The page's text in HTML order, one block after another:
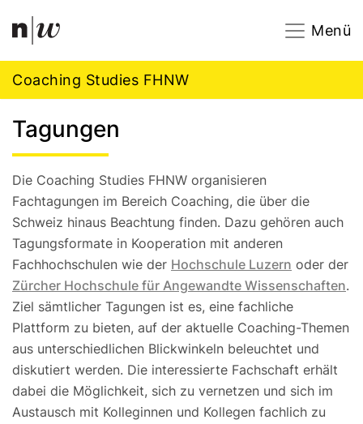
Navigation
Menü
Coaching Studies FHNW
Tagungen
Die Coaching Studies FHNW organisieren
Fachtagungen im Bereich Coaching, die über die
Schweiz hinaus Beachtung finden. Dazu gehören auch
Tagungsformate in Kooperation mit anderen
Fachhochschulen wie der Hochschule Luzern oder der
Zürcher Hochschule für Angewandte Wissenschaften.
Ziel sämtlicher Tagungen ist es, eine fachliche
Plattform zu bieten, auf der aktuelle Coaching-Themen
aus unterschiedlichen Blickwinkeln beleuchtet und
diskutiert werden. Die interessierte Fachschaft erhält
dabei die Möglichkeit, sich zu vernetzen und sich im
Austausch mit Kolleginnen und Kollegen fachlich zu
Footer